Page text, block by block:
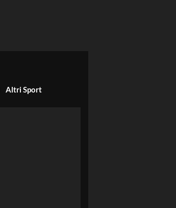
Altri Sport